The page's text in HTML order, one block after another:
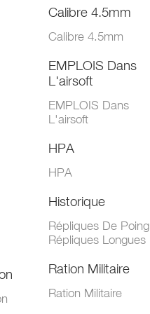
Calibre 4.5mm
Calibre 4.5mm
EMPLOIS Dans
L'airsoft
EMPLOIS Dans
L'airsoft
HPA
HPA
Historique
Répliques De Poing
Répliques Longues
Ration Militaire
Ration Militaire